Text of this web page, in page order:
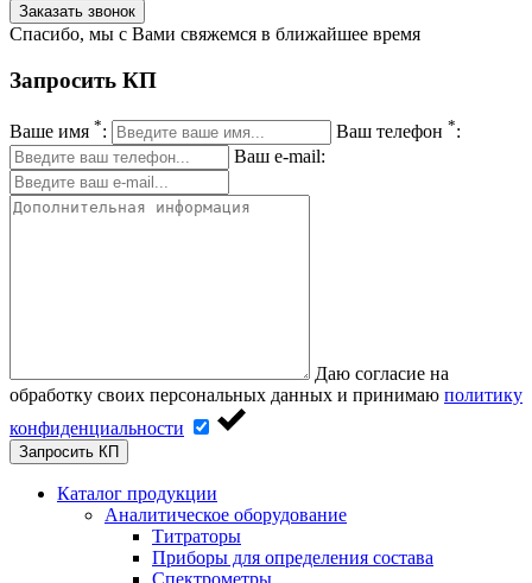
Заказать звонок
Спасибо, мы с Вами свяжемся в ближайшее время
Запросить КП
Ваше имя *: Ваш телефон *:
Ваш e-mail:
Даю согласие на
обработку своих персональных данных и принимаю политику
конфиденциальности
Запросить КП
Каталог продукции
Аналитическое оборудование
Титраторы
Приборы для определения состава
Спектрометры